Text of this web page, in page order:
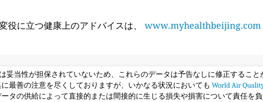
に立つ健康上のアドバイスは、 www.myhealthbeijing.com
妥当性が担保されていないため、これらのデータは予告なしに修正すること
最善の注意を尽くしておりますが、いかなる状況においても World Air
タの供給によって直接的または間接的に生じる損失や損害について責任を負